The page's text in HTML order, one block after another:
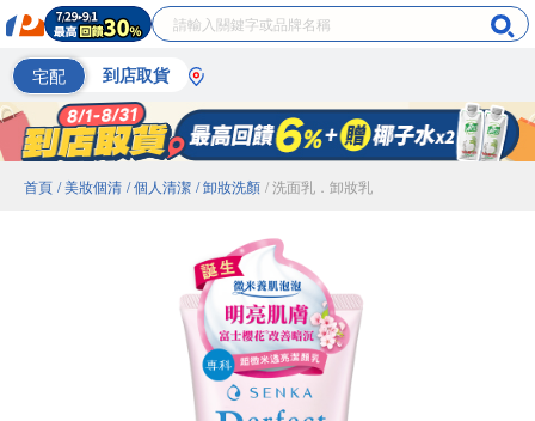
宅配 到店取貨
首頁 / 美妝個清 / 個人清潔 / 卸妝洗顏 / 洗面乳．卸妝乳